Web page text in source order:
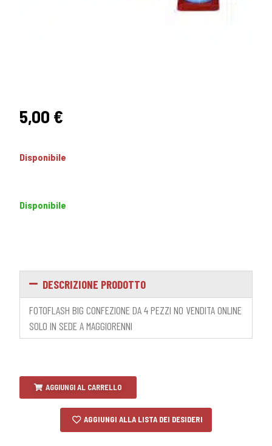
5,00 €
Disponibile
Disponibile
DESCRIZIONE PRODOTTO
FOTOFLASH BIG CONFEZIONE DA 4 PEZZI NO VENDITA ONLINE
SOLO IN SEDE A MAGGIORENNI
AGGIUNGI AL CARRELLO
AGGIUNGI ALLA LISTA DEI DESIDERI